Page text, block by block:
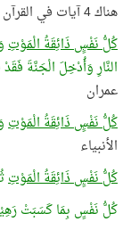
هناك 4 آيات في القرآن تبدأ بكلمتي "كُلُّ نَفْسٍ" وهي:
كُلُّ نَفْسٍ ذَائِقَةُ الْمَوْتِ
النَّارِ وَأُدْخِلَ الْجَنَّةَ فَقَدْ
عمران
كُلُّ نَفْسٍ ذَائِقَةُ الْمَوْتِ
الأنبياء
كُلُّ نَفْسٍ ذَائِقَةُ الْمَوْتِ
كُلُّ نَفْسٍ بِمَا كَسَبَتْ